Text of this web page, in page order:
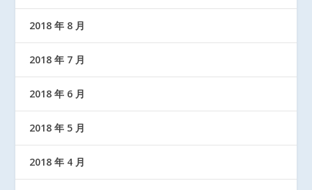
2018 年 8 月
2018 年 7 月
2018 年 6 月
2018 年 5 月
2018 年 4 月